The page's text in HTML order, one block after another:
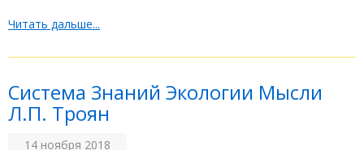
Читать дальше...
Система Знаний Экологии Мысли
Л.П. Троян
14 ноября 2018